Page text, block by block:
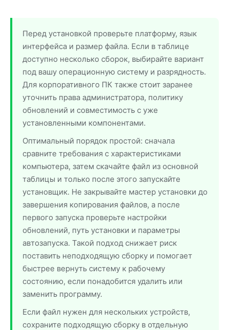
Перед установкой проверьте платформу, язык
интерфейса и размер файла. Если в таблице
доступно несколько сборок, выбирайте вариант
под вашу операционную систему и разрядность.
Для корпоративного ПК также стоит заранее
уточнить права администратора, политику
обновлений и совместимость с уже
установленными компонентами.
Оптимальный порядок простой: сначала
сравните требования с характеристиками
компьютера, затем скачайте файл из основной
таблицы и только после этого запускайте
установщик. Не закрывайте мастер установки до
завершения копирования файлов, а после
первого запуска проверьте настройки
обновлений, путь установки и параметры
автозапуска. Такой подход снижает риск
поставить неподходящую сборку и помогает
быстрее вернуть систему к рабочему
состоянию, если понадобится удалить или
заменить программу.
Если файл нужен для нескольких устройств,
сохраните подходящую сборку в отдельную